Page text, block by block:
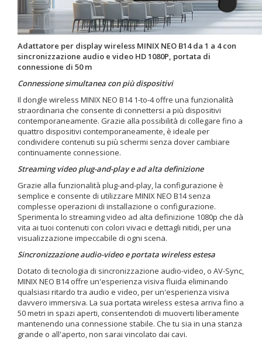
Adattatore per display wireless MINIX NEO B14 da 1 a 4 con
sincronizzazione audio e video HD 1080P, portata di
connessione di 50 m
Connessione simultanea con più dispositivi
Il dongle wireless MINIX NEO B14 1-to-4 offre una funzionalità
straordinaria che consente di connettersi a più dispositivi
contemporaneamente. Grazie alla possibilità di collegare fino a
quattro dispositivi contemporaneamente, è ideale per
condividere contenuti su più schermi senza dover cambiare
continuamente connessione.
Streaming video plug-and-play e ad alta definizione
Grazie alla funzionalità plug-and-play, la configurazione è
semplice e consente di utilizzare MINIX NEO B14 senza
complesse operazioni di installazione o configurazione.
Sperimenta lo streaming video ad alta definizione 1080p che dà
vita ai tuoi contenuti con colori vivaci e dettagli nitidi, per una
visualizzazione impeccabile di ogni scena.
Sincronizzazione audio-video e portata wireless estesa
Dotato di tecnologia di sincronizzazione audio-video, o AV-Sync,
MINIX NEO B14 offre un'esperienza visiva fluida eliminando
qualsiasi ritardo tra audio e video, per un'esperienza visiva
davvero immersiva. La sua portata wireless estesa arriva fino a
50 metri in spazi aperti, consentendoti di muoverti liberamente
mantenendo una connessione stabile. Che tu sia in una stanza
grande o all'aperto, non sarai vincolato dai cavi.